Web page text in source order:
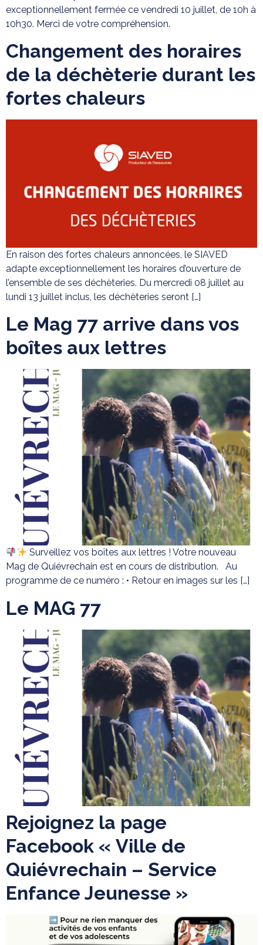
exceptionnellement fermée ce vendredi 10 juillet, de 10h à
10h30. Merci de votre compréhension.
Changement des horaires
de la déchèterie durant les
fortes chaleurs
En raison des fortes chaleurs annoncées, le SIAVED
adapte exceptionnellement les horaires d’ouverture de
l’ensemble de ses déchèteries. Du mercredi 08 juillet au
lundi 13 juillet inclus, les déchèteries seront […]
Le Mag 77 arrive dans vos
boîtes aux lettres
Surveillez vos boîtes aux lettres ! Votre nouveau
Mag de Quiévrechain est en cours de distribution. Au
programme de ce numéro : • Retour en images sur les […]
Le MAG 77
Rejoignez la page
Facebook « Ville de
Quiévrechain – Service
Enfance Jeunesse »